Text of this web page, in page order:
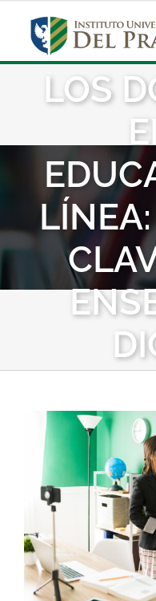
contenido
LOS
imagen
más
grande